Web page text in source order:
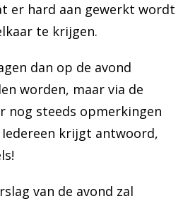
er hard aan gewerkt wordt
te krijgen.
dan op de avond
worden, maar via de
nog steeds opmerkingen
krijgt antwoord,
van de avond zal